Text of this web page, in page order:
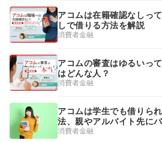
アコムは在籍確認なしっ
しで借りる方法を解説
消費者金融
アコムの審査はゆるいっ
はどんな人？
消費者金融
アコムは学生でも借りら
法、親やアルバイト先に
消費者金融